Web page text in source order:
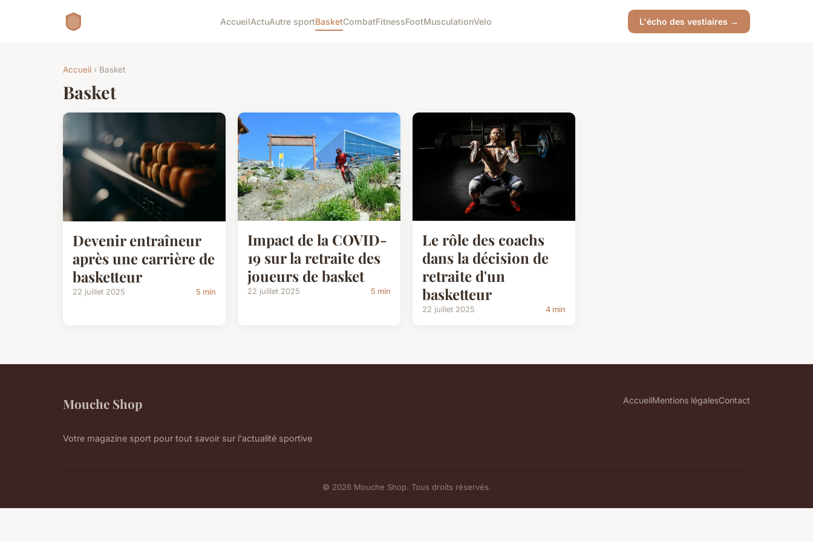
AccueilActuAutre sportBasketCombatFitnessFootMusculationVelo L'écho des vestiaires →
Accueil › Basket
Basket
Devenir entraîneur
après une carrière de
basketteur
22 juillet 2025 5 min
Impact de la COVID-
19 sur la retraite des
joueurs de basket
22 juillet 2025 5 min
Le rôle des coachs
dans la décision de
retraite d'un
basketteur
22 juillet 2025 4 min
Mouche Shop
Votre magazine sport pour tout savoir sur l'actualité sportive
AccueilMentions légalesContact
© 2026 Mouche Shop. Tous droits réservés.